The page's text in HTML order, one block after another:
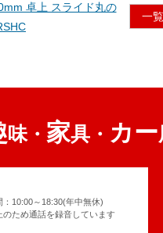
卓上 スライド丸の
一
味・ 家具・ カー
：10:00～18:30(年中無休)
ため通話を録音しています